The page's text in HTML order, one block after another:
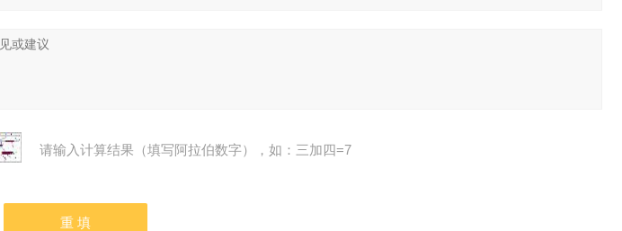
请输入计算结果（填写阿拉伯数字），如：三加四=7